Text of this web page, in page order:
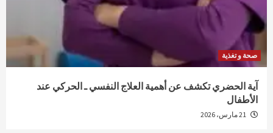
صحة و تغذية
آية الحضري تكشف عن أهمية العلاج النفسي ـ الحركي عند
الأطفال